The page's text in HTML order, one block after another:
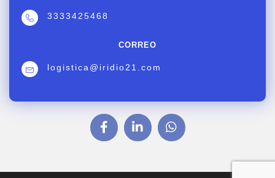
3333425468
CORREO
logistica@iridio21.com